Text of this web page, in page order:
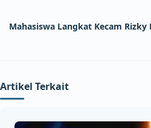
Mahasiswa Langkat Kecam
Artikel Terkait